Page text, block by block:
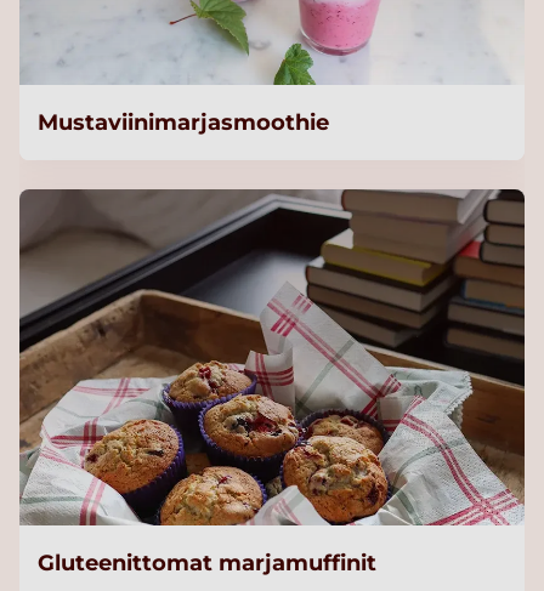
Mustaviinimarjasmoothie
Gluteenittomat marjamuffinit